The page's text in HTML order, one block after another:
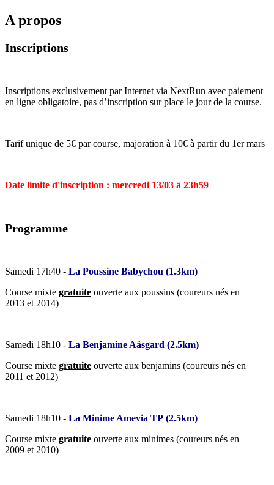
A propos
Inscriptions
Inscriptions exclusivement par Internet via NextRun avec paiement
en ligne obligatoire, pas d’inscription sur place le jour de la course.
Tarif unique de 5€ par course, majoration à 10€ à partir du 1er mars
Date limite d'inscription : mercredi 13/03 à 23h59
Programme
Samedi 17h40 - La Poussine Babychou (1.3km)
Course mixte gratuite ouverte aux poussins (coureurs nés en
2013 et 2014)
Samedi 18h10 - La Benjamine Aäsgard (2.5km)
Course mixte gratuite ouverte aux benjamins (coureurs nés en
2011 et 2012)
Samedi 18h10 - La Minime Amevia TP (2.5km)
Course mixte gratuite ouverte aux minimes (coureurs nés en
2009 et 2010)